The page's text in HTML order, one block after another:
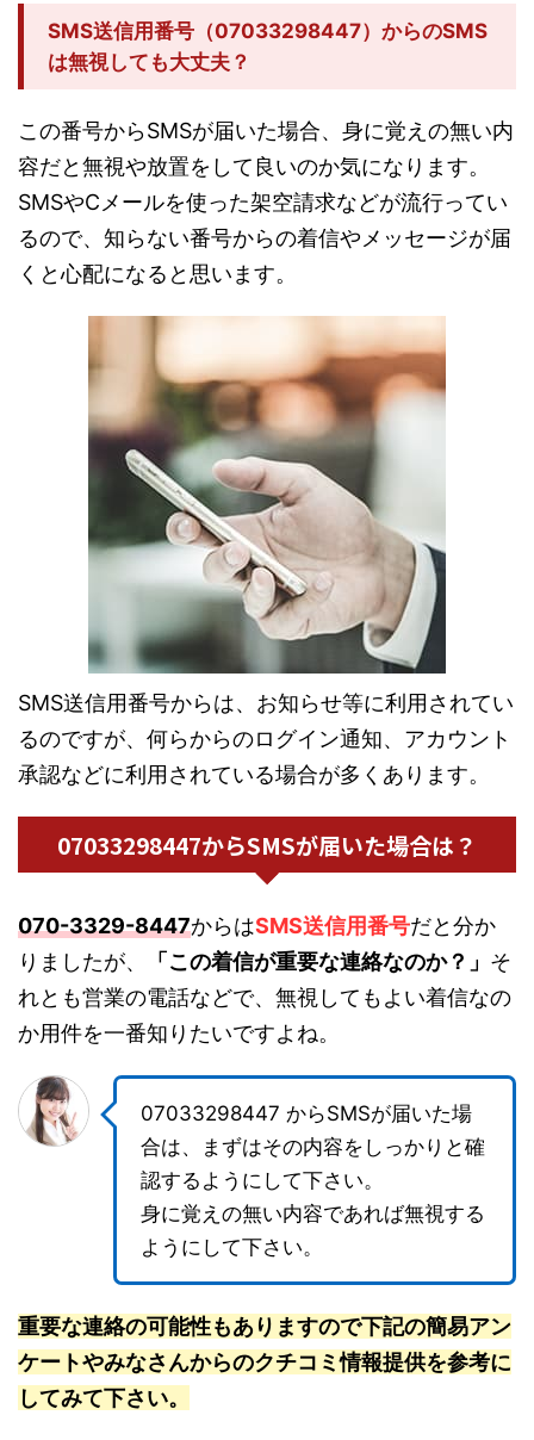
SMS送信用番号（07033298447）からのSMS
は無視しても大丈夫？
この番号からSMSが届いた場合、身に覚えの無い内
容だと無視や放置をして良いのか気になります。
SMSやCメールを使った架空請求などが流行ってい
るので、知らない番号からの着信やメッセージが届
くと心配になると思います。
SMS送信用番号からは、お知らせ等に利用されてい
るのですが、何らからのログイン通知、アカウント
承認などに利用されている場合が多くあります。
07033298447からSMSが届いた場合は？
070-3329-8447からはSMS送信用番号だと分か
りましたが、
「この着信が重要な連絡なのか？」 そ
れとも営業の電話などで、無視してもよい着信なの
か用件を一番知りたいですよね。
07033298447 からSMSが届いた場
合は、まずはその内容をしっかりと確
認するようにして下さい。
身に覚えの無い内容であれば無視する
ようにして下さい。
重要な連絡の可能性もありますので下記の簡易アン
ケートやみなさんからのクチコミ情報提供を参考に
してみて下さい。